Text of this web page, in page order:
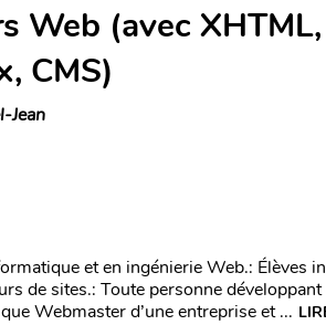
Web (avec XHTML,
CMS)
Jean
et en ingénierie Web.: Élèves
de sites.: Toute personne
Webmaster d’une entreprise et ...